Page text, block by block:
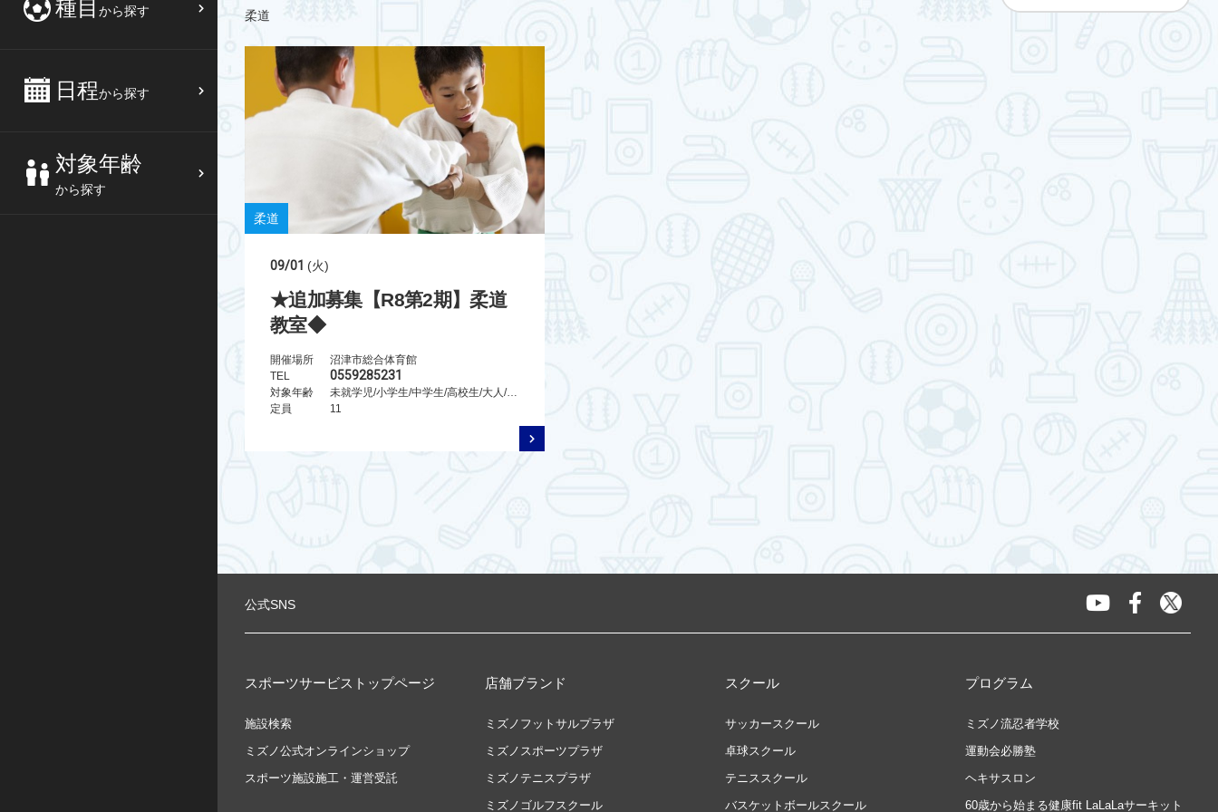
種目 から探す
日程から探す
対象年齢
から探す
柔道
柔道
09/01 (火)
★追加募集【R8第2期】柔道
教室◆
開催場所
沼津市総合体育館
TEL
0559285231
対象年齢
未就学児/小学生/中学生/高校生/大人/シニア
定員
11
公式SNS
スポーツサービストップページ
施設検索
ミズノ公式オンラインショップ
スポーツ施設施工・運営受託
店舗ブランド
ミズノフットサルプラザ
ミズノスポーツプラザ
ミズノテニスプラザ
ミズノゴルフスクール
スクール
サッカースクール
卓球スクール
テニススクール
バスケットボールスクール
プログラム
ミズノ流忍者学校
運動会必勝塾
ヘキサスロン
60歳から始まる健康fit LaLaLaサーキット